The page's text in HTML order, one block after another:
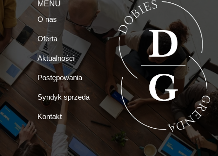
MENU
O nas
Oferta
Aktualności
Postępowania
Syndyk sprzeda
Kontakt